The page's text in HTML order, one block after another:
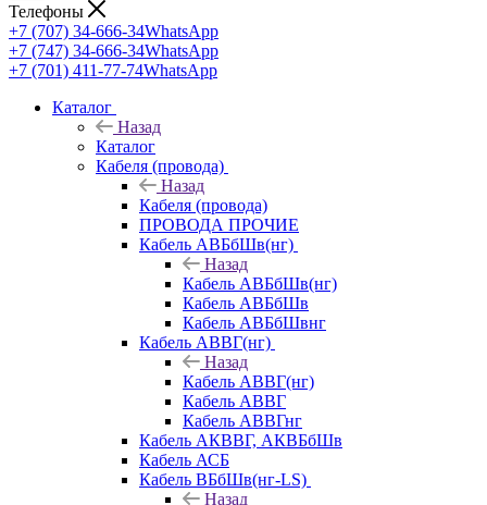
Телефоны
+7 (707) 34-666-34WhatsApp
+7 (747) 34-666-34WhatsApp
+7 (701) 411-77-74WhatsApp
Каталог
Назад
Каталог
Кабеля (провода)
Назад
Кабеля (провода)
ПРОВОДА ПРОЧИЕ
Кабель АВБбШв(нг)
Назад
Кабель АВБбШв(нг)
Кабель АВБбШв
Кабель АВБбШвнг
Кабель АВВГ(нг)
Назад
Кабель АВВГ(нг)
Кабель АВВГ
Кабель АВВГнг
Кабель АКВВГ, АКВБбШв
Кабель АСБ
Кабель ВБбШв(нг-LS)
Назад